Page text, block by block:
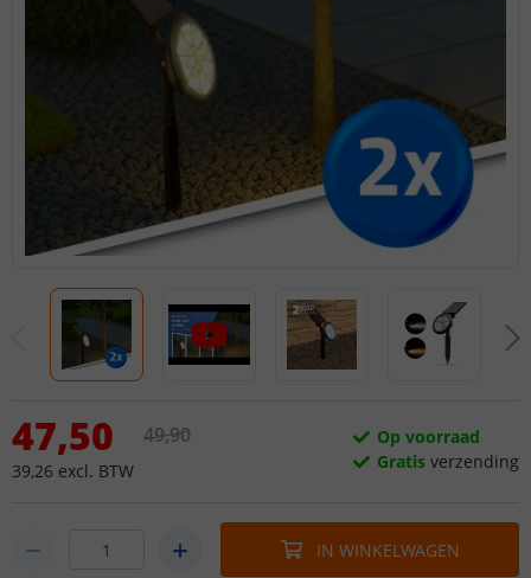
47,50
39,26 excl. BTW
49,90
Op voorraad
Gratis verzending
IN WINKELWAGEN